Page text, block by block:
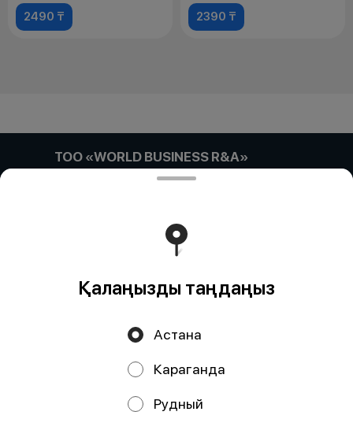
2490 ₸ 2390 ₸
ТОО «WORLD BUSINESS R&A»
Компания:: ТОО «WORLD BUSINESS R&A» Адрес::
Тиімді ядрода жұмыс істейдіFoodpicásso
Политика конфиденциальности
Қалаңызды таңдаңыз
Астана
Караганда
Рудный